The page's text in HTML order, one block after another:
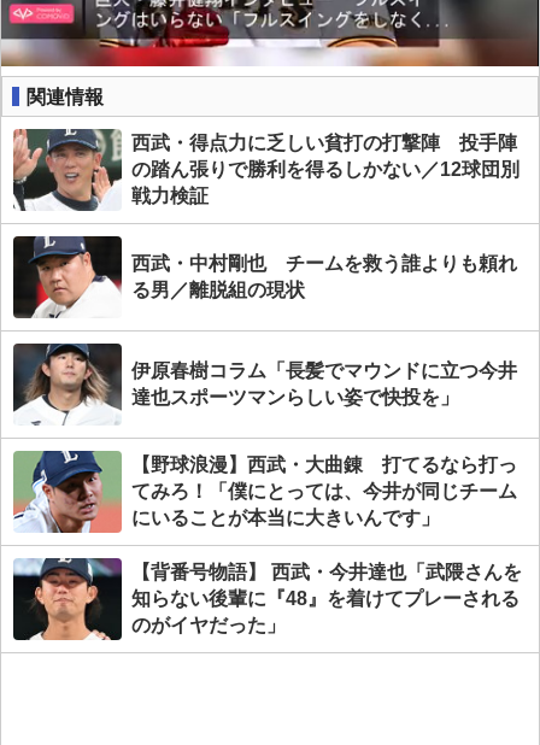
関連情報
西武・得点力に乏しい貧打の打撃陣 投手陣
の踏ん張りで勝利を得るしかない／12球団別
戦力検証
西武・中村剛也 チームを救う誰よりも頼れ
る男／離脱組の現状
伊原春樹コラム「長髪でマウンドに立つ今井
達也スポーツマンらしい姿で快投を」
【野球浪漫】西武・大曲錬 打てるなら打っ
てみろ！「僕にとっては、今井が同じチーム
にいることが本当に大きいんです」
【背番号物語】 西武・今井達也「武隈さんを
知らない後輩に『48』を着けてプレーされる
のがイヤだった」